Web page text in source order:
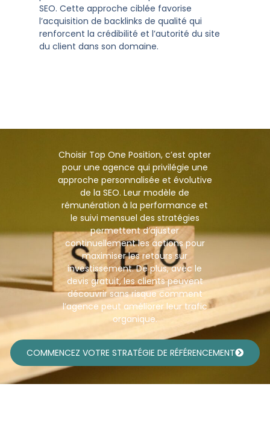
SEO. Cette approche ciblée favorise
l’acquisition de backlinks de qualité qui
renforcent la crédibilité et l’autorité du site
du client dans son domaine.
Choisir Top One Position, c’est opter
pour une agence qui privilégie une
approche personnalisée et évolutive
de la SEO. Leur modèle de
rémunération à la performance et
le suivi mensuel des stratégies
permettent d’ajuster
continuellement les actions pour
maximiser les retours sur
investissement. De plus, avec le
devis gratuit, les clients peuvent
découvrir sans risque comment
l’agence peut améliorer leur trafic
organique.
COMMENCEZ VOTRE STRATÉGIE DE RÉFÉRENCEMENT